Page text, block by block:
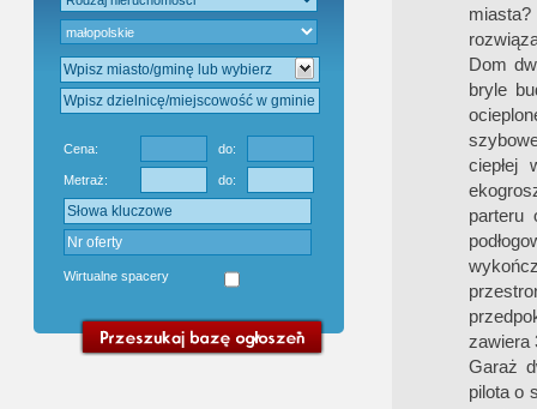
Cena: do:
Metraż: do:
Wirtualne spacery
miasta?
Dom
bryle
ciepłej
parteru
zawiera
Garaż
pilota o